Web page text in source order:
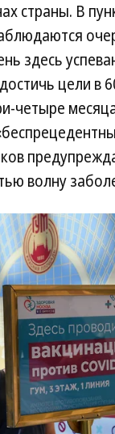
страны. В
здесь
цели в
четыре
волну